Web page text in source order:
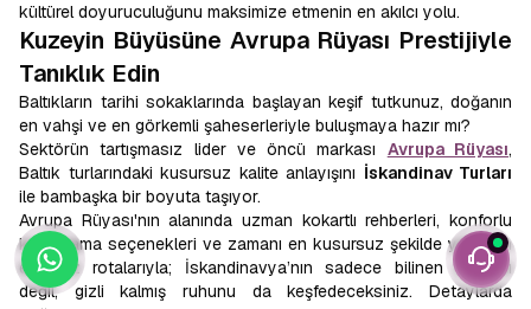
kültürel doyuruculuğunu maksimize etmenin en akılcı yolu.
Kuzeyin Büyüsüne Avrupa Rüyası Prestijiyle
Tanıklık Edin
Baltıkların tarihi sokaklarında başlayan keşif tutkunuz, doğanın
en vahşi ve en görkemli şaheserleriyle buluşmaya hazır mı?
Sektörün tartışmasız lider ve öncü markası Avrupa Rüyası,
Baltık turlarındaki kusursuz kalite anlayışını İskandinav Turları
ile bambaşka bir boyuta taşıyor.
Avrupa Rüyası'nın alanında uzman kokartlı rehberleri, konforlu
konaklama seçenekleri ve zamanı en kusursuz şekilde yöneten
eksiksiz rotalarıyla; İskandinavya’nın sadece bilinen yüzünü
değil, gizli kalmış ruhunu da keşfedeceksiniz. Detaylarda